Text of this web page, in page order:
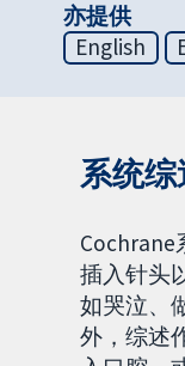
亦提供
English
系统
插入针头
如哭泣、
外，综述